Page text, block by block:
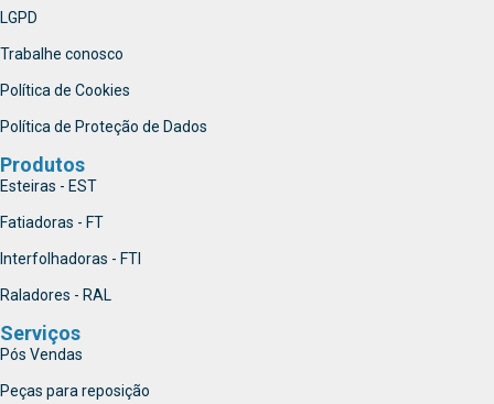
LGPD
Trabalhe conosco
Política de Cookies
Política de Proteção de Dados
Produtos
Esteiras - EST
Fatiadoras - FT
Interfolhadoras - FTI
Raladores - RAL
Serviços
Pós Vendas
Peças para reposição